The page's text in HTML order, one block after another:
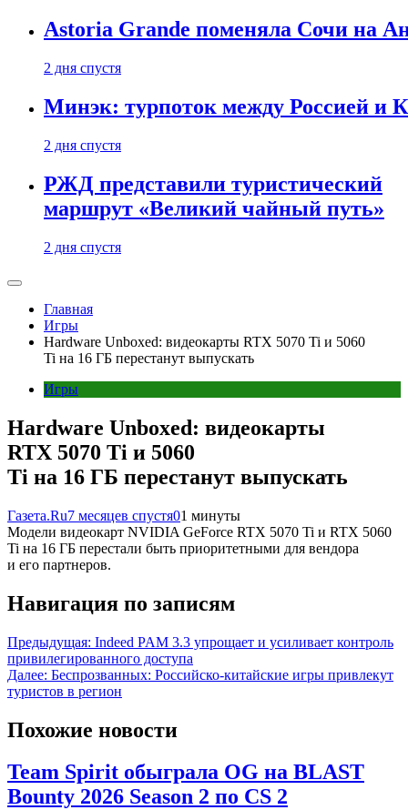
Astoria Grande поменяла Сочи на
2 дня спустя
Минэк: турпоток между Россией и
2 дня спустя
РЖД представили туристический
маршрут «Великий чайный путь»
2 дня спустя
Главная
Игры
Hardware Unboxed: видеокарты RTX 5070 Ti и 5060
Ti на 16 ГБ перестанут выпускать
Игры
Hardware Unboxed: видеокарты
RTX 5070 Ti и 5060
Ti на 16 ГБ перестанут выпускать
Газета.Ru7 месяцев спустя01 минуты
Модели видеокарт NVIDIA GeForce RTX 5070 Ti и RTX 5060
Ti на 16 ГБ перестали быть приоритетными для вендора
и его партнеров.
Навигация по записям
Предыдущая: Indeed PAM 3.3 упрощает и усиливает контроль
привилегированного доступа
Далее: Беспрозванных: Российско-китайские игры привлекут
туристов в регион
Похожие новости
Team Spirit обыграла OG на BLAST
Bounty 2026 Season 2 по CS 2